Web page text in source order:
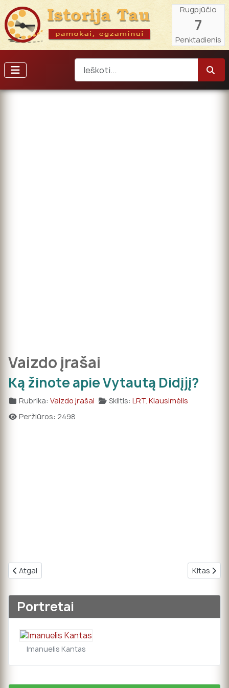
Rugpjūčio
7
Penktadienis
Vaizdo įrašai
Ką žinote apie Vytautą Didįjį?
Rubrika: Vaizdo įrašai Skiltis: LRT. Klausimėlis
Peržiūros: 2498
Ankstesnis straipsnis: Ką žinote apie Jogailą?
Atgal Kitas
Kitas
Portretai
Imanuelis Kantas